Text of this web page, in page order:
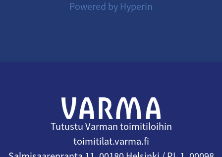
Powered by Hyperin
Tutustu Varman toimitiloihin
toimitilat.varma.fi